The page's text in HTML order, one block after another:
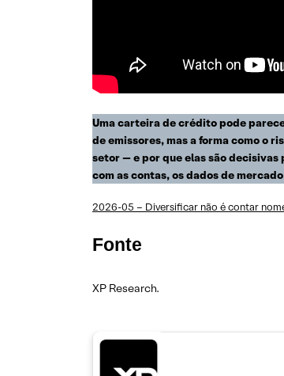
Uma carteira de crédito pode
de emissores, mas a forma como o
setor — e por que elas são
com as contas, os dados de
2026-05 – Diversificar não é contar
Fonte
XP Research.